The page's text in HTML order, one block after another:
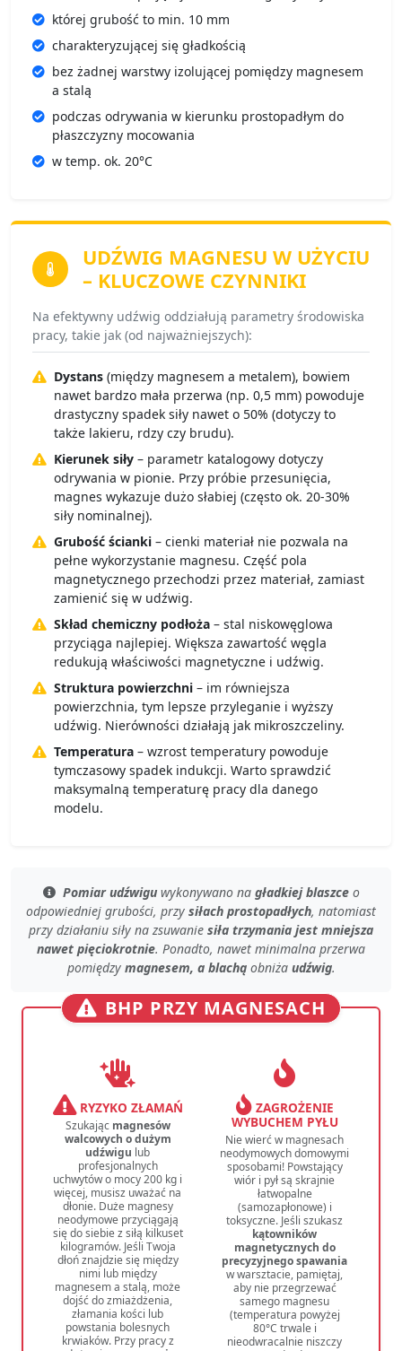
której grubość to min. 10 mm
charakteryzującej się gładkością
bez żadnej warstwy izolującej pomiędzy magnesem
a stalą
podczas odrywania w kierunku prostopadłym do
płaszczyzny mocowania
w temp. ok. 20°C
UDŹWIG MAGNESU W UŻYCIU
– KLUCZOWE CZYNNIKI
Na efektywny udźwig oddziałują parametry środowiska
pracy, takie jak (od najważniejszych):
Dystans (między magnesem a metalem), bowiem
nawet bardzo mała przerwa (np. 0,5 mm) powoduje
drastyczny spadek siły nawet o 50% (dotyczy to
także lakieru, rdzy czy brudu).
Kierunek siły – parametr katalogowy dotyczy
odrywania w pionie. Przy próbie przesunięcia,
magnes wykazuje dużo słabiej (często ok. 20-30%
siły nominalnej).
Grubość ścianki – cienki materiał nie pozwala na
pełne wykorzystanie magnesu. Część pola
magnetycznego przechodzi przez materiał, zamiast
zamienić się w udźwig.
Skład chemiczny podłoża – stal niskowęglowa
przyciąga najlepiej. Większa zawartość węgla
redukują właściwości magnetyczne i udźwig.
Struktura powierzchni – im równiejsza
powierzchnia, tym lepsze przyleganie i wyższy
udźwig. Nierówności działają jak mikroszczeliny.
Temperatura – wzrost temperatury powoduje
tymczasowy spadek indukcji. Warto sprawdzić
maksymalną temperaturę pracy dla danego
modelu.
Pomiar udźwiguwykonywano na gładkiej blaszceo
odpowiedniej grubości, przy siłach prostopadłych, natomiast
przy działaniu siły na zsuwanie siła trzymania jest mniejsza
nawet pięciokrotnie. Ponadto, nawet minimalna przerwa
pomiędzy magnesem, a blachąobniża udźwig.
BHP PRZY MAGNESACH
RYZYKO ZŁAMAŃ
Szukając magnesów
walcowych o dużym
udźwigu lub
profesjonalnych
uchwytów o mocy 200 kg i
więcej, musisz uważać na
dłonie. Duże magnesy
neodymowe przyciągają
się do siebie z siłą kilkuset
kilogramów. Jeśli Twoja
dłoń znajdzie się między
nimi lub między
magnesem a stalą, może
dojść do zmiażdżenia,
złamania kości lub
powstania bolesnych
krwiaków. Przy pracy z
ZAGROŻENIE
WYBUCHEM PYŁU
Nie wierć w magnesach
neodymowych domowymi
sposobami! Powstający
wiór i pył są skrajnie
łatwopalne
(samozapłonowe) i
toksyczne. Jeśli szukasz
kątowników
magnetycznych do
precyzyjnego spawania
w warsztacie, pamiętaj,
aby nie przegrzewać
samego magnesu
(temperatura powyżej
80°C trwale i
nieodwracalnie niszczy